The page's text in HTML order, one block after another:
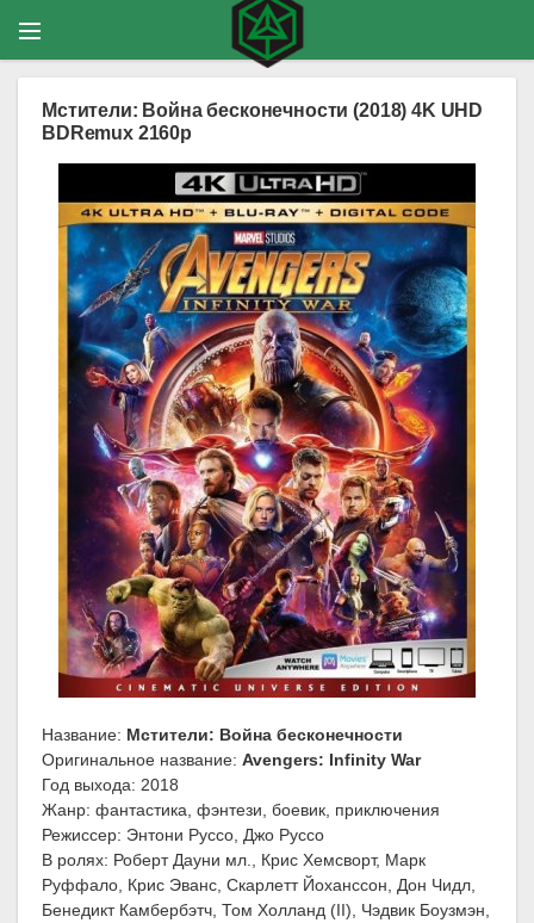
Мстители: Война бесконечности (2018) 4K UHD
BDRemux 2160p
Название: Мстители: Война бесконечности
Оригинальное название: Avengers: Infinity War
Год выхода: 2018
Жанр: фантастика, фэнтези, боевик, приключения
Режиссер: Энтони Руссо, Джо Руссо
В ролях: Роберт Дауни мл., Крис Хемсворт, Марк
Руффало, Крис Эванс, Скарлетт Йоханссон, Дон Чидл,
Бенедикт Камбербэтч, Том Холланд (II), Чэдвик Боузмэн,